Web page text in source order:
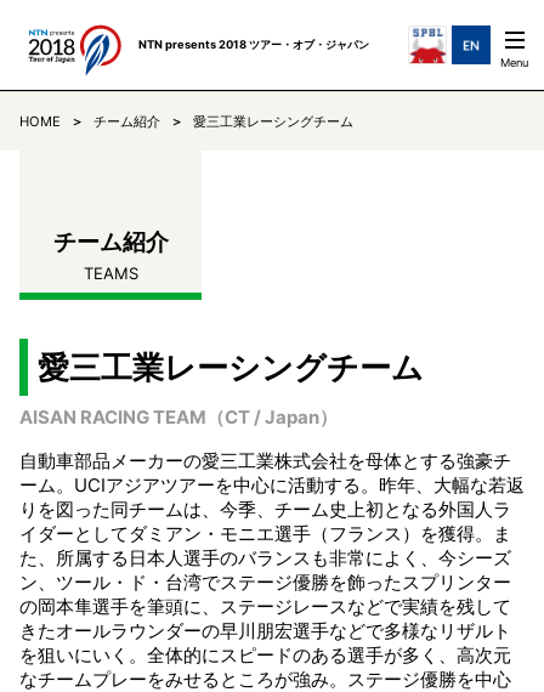
NTN presents 2018 ツアー・オブ・ジャパン
ステージ紹介 STAGES
ニュース
リザルト RESULTS
コミュニケ COMMUNIQUE
TOJについて ABOUT
観戦について GUIDE
過去の大会 HISTORY
HOME チーム紹介 愛三工業レーシングチーム
チーム紹介
TEAMS
愛三工業レーシングチーム
AISAN RACING TEAM（CT / Japan）
自動車部品メーカーの愛三工業株式会社を母体とする強豪チ
ーム。UCIアジアツアーを中心に活動する。昨年、大幅な若返
りを図った同チームは、今季、チーム史上初となる外国人ラ
イダーとしてダミアン・モニエ選手（フランス）を獲得。ま
た、所属する日本人選手のバランスも非常によく、今シーズ
ン、ツール・ド・台湾でステージ優勝を飾ったスプリンター
の岡本隼選手を筆頭に、ステージレースなどで実績を残して
きたオールラウンダーの早川朋宏選手などで多様なリザルト
を狙いにいく。全体的にスピードのある選手が多く、高次元
なチームプレーをみせるところが強み。ステージ優勝を中心